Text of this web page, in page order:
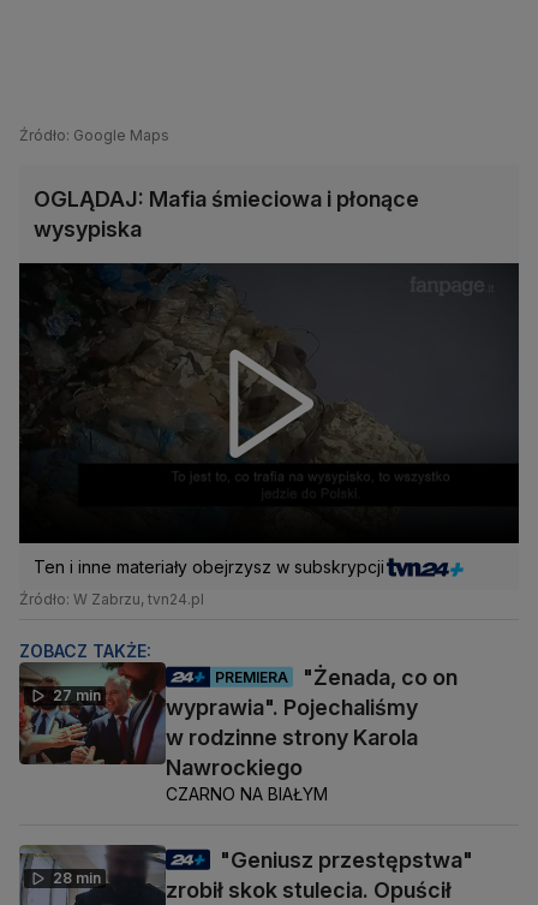
Źródło: Google Maps
OGLĄDAJ: Mafia śmieciowa i płonące
wysypiska
Ten i inne materiały obejrzysz w subskrypcji
Źródło: W Zabrzu, tvn24.pl
ZOBACZ TAKŻE:
27 min
PREMIERA
"Żenada, co on
wyprawia". Pojechaliśmy
w rodzinne strony Karola
Nawrockiego
CZARNO NA BIAŁYM
28 min
"Geniusz przestępstwa"
zrobił skok stulecia. Opuścił